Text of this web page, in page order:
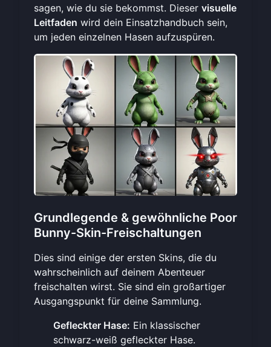
sagen, wie du sie bekommst. Dieser visuelle
Leitfaden wird dein Einsatzhandbuch sein,
um jeden einzelnen Hasen aufzuspüren.
Grundlegende & gewöhnliche Poor
Bunny-Skin-Freischaltungen
Dies sind einige der ersten Skins, die du
wahrscheinlich auf deinem Abenteuer
freischalten wirst. Sie sind ein großartiger
Ausgangspunkt für deine Sammlung.
Gefleckter Hase: Ein klassischer
schwarz-weiß gefleckter Hase.